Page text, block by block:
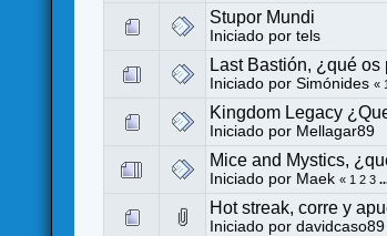
Stupor Mundi
Iniciado portels
Last Bastión, ¿qué os
Iniciado porSimónides « 1
Kingdom Legacy
Iniciado por Mellagar89
Mice and Mystics,
Iniciado por Maek « 1 2 3
Hot streak, corre y
Iniciado pordavidcaso89